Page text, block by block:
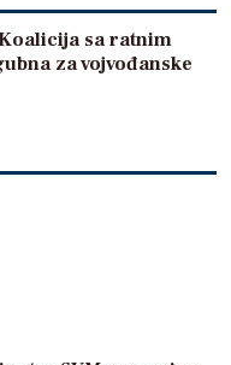
sa ratnim
za vojvođanske